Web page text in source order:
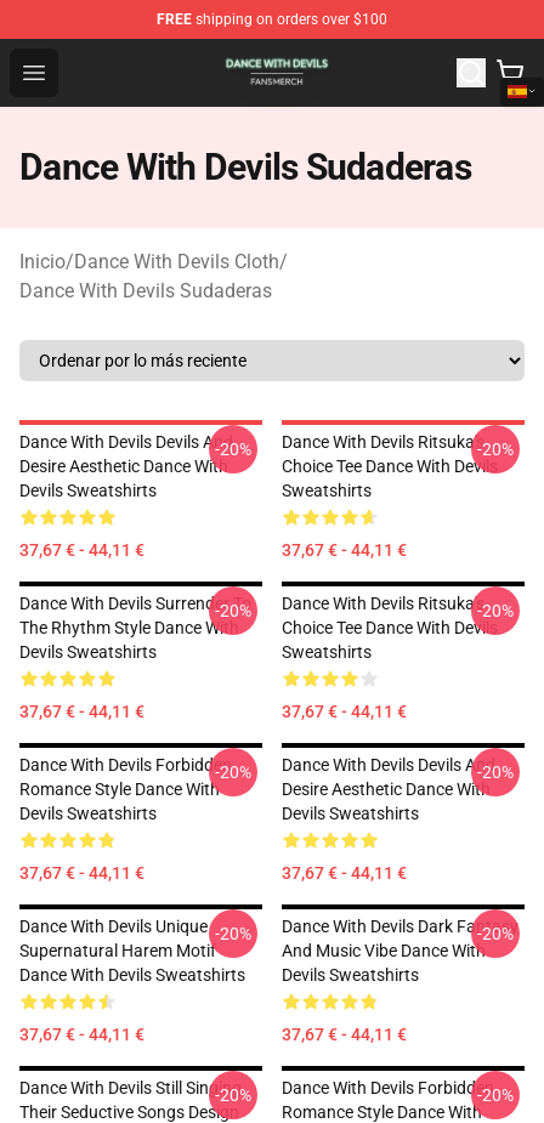
FREE shipping on orders over $100
Open menu
Dance With Devils Shop - Official Dance With Devils
Dance With Devils Sudaderas
Inicio/Dance With Devils Cloth/
Dance With Devils Sudaderas
Dance With Devils Devils And
Desire Aesthetic Dance With
Devils Sweatshirts
37,67 € - 44,11 €
-20%
Dance With Devils Ritsuka's
Choice Tee Dance With Devils
Sweatshirts
37,67 € - 44,11 €
-20%
Dance With Devils Surrender To
The Rhythm Style Dance With
Devils Sweatshirts
37,67 € - 44,11 €
-20%
Dance With Devils Ritsuka's
Choice Tee Dance With Devils
Sweatshirts
37,67 € - 44,11 €
-20%
Dance With Devils Forbidden
Romance Style Dance With
Devils Sweatshirts
37,67 € - 44,11 €
-20%
Dance With Devils Devils And
Desire Aesthetic Dance With
Devils Sweatshirts
37,67 € - 44,11 €
-20%
Dance With Devils Unique
Supernatural Harem Motif
Dance With Devils Sweatshirts
37,67 € - 44,11 €
-20%
Dance With Devils Dark Fantasy
And Music Vibe Dance With
Devils Sweatshirts
37,67 € - 44,11 €
-20%
Dance With Devils Still Singing
Their Seductive Songs Design
-20%
Dance With Devils Forbidden
Romance Style Dance With
-20%